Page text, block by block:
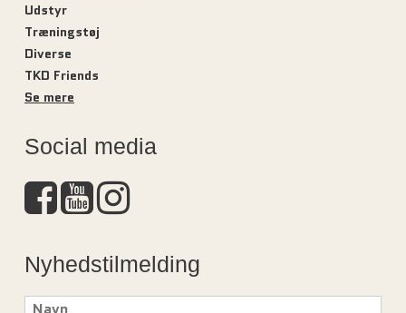
Udstyr
Træningstøj
Diverse
TKD Friends
Se mere
Social media
Nyhedstilmelding